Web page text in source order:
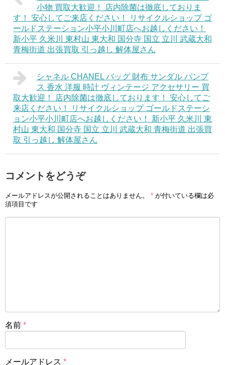
小物 買取大歓迎！ 店内除菌は徹底しておりま
す！ 安心してご来店ください！ リサイクルショップ ゴ
ールドステーション小平小川町店へお越しください！
新小平 久米川 東村山 東大和 国分寺 国立 立川 武蔵大和
青梅街道 出張買取 引っ越し 解体屋さん
シャネル CHANEL バッグ 財布 サンダル パンプ
ス 香水 洋服 時計 ヴィンテージ アクセサリー 買
取大歓迎！ 店内除菌は徹底しております！ 安心してご
来店ください！ リサイクルショップ ゴールドステーシ
ョン小平小川町店へお越しください！ 新小平 久米川 東
村山 東大和 国分寺 国立 立川 武蔵大和 青梅街道 出張買
取 引っ越し 解体屋さん
コメントをどうぞ
メールアドレスが公開されることはありません。 * が付いている欄は必
須項目です
名前 *
メールアドレス *